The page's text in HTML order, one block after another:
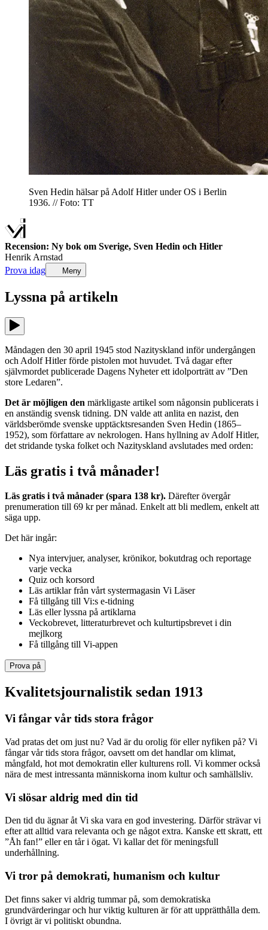
Sven Hedin hälsar på Adolf Hitler under OS i Berlin
1936. // Foto: TT
Recension: Ny bok om Sverige, Sven Hedin och Hitler
Henrik Arnstad
Prova idag
Meny
Lyssna på artikeln
Måndagen den 30 april 1945 stod Nazityskland inför undergången
och Adolf Hitler förde pistolen mot huvudet. Två dagar efter
självmordet publicerade Dagens Nyheter ett idolporträtt av ”Den
store Ledaren”.
Det är möjligen den märkligaste artikel som någonsin publicerats i
en anständig svensk tidning. DN valde att anlita en nazist, den
världsberömde svenske upptäcktsresanden Sven Hedin (1865–
1952), som författare av nekrologen. Hans hyllning av Adolf Hitler,
det stridande tyska folket och Nazityskland avslutades med orden:
Läs gratis i två månader!
Läs gratis i två månader (spara 138 kr). Därefter övergår
prenumeration till 69 kr per månad. Enkelt att bli medlem, enkelt att
säga upp.
Det här ingår:
Nya intervjuer, analyser, krönikor, bokutdrag och reportage
varje vecka
Quiz och korsord
Läs artiklar från vårt systermagasin Vi Läser
Få tillgång till Vi:s e-tidning
Läs eller lyssna på artiklarna
Veckobrevet, litteraturbrevet och kulturtipsbrevet i din
mejlkorg
Få tillgång till Vi-appen
Prova på
Kvalitetsjournalistik sedan 1913
Vi fångar vår tids stora frågor
Vad pratas det om just nu? Vad är du orolig för eller nyfiken på? Vi
fångar vår tids stora frågor, oavsett om det handlar om klimat,
mångfald, hot mot demokratin eller kulturens roll. Vi kommer också
nära de mest intressanta människorna inom kultur och samhällsliv.
Vi slösar aldrig med din tid
Den tid du ägnar åt Vi ska vara en god investering. Därför strävar vi
efter att alltid vara relevanta och ge något extra. Kanske ett skratt, ett
”Åh fan!” eller en tår i ögat. Vi kallar det för meningsfull
underhållning.
Vi tror på demokrati, humanism och kultur
Det finns saker vi aldrig tummar på, som demokratiska
grundvärderingar och hur viktig kulturen är för att upprätthålla dem.
I övrigt är vi politiskt obundna.